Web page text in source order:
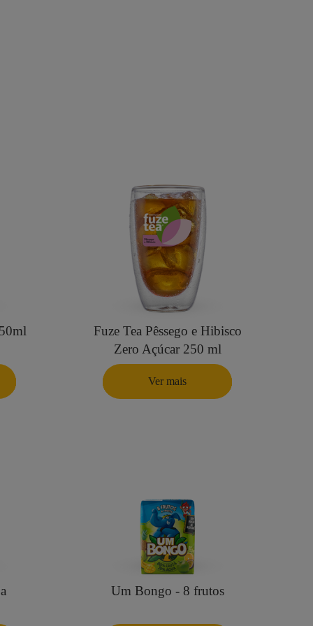
Fuze Tea Pêssego e Hibisco
Zero Açúcar 250 ml
Ver mais
Um Bongo - 8 frutos